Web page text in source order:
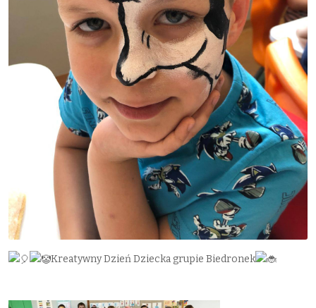
Kreatywny Dzień Dziecka grupie Biedronek